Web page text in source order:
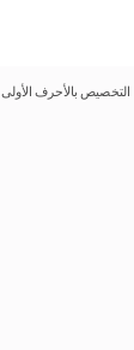
التخصيص بالأحرف الأولى